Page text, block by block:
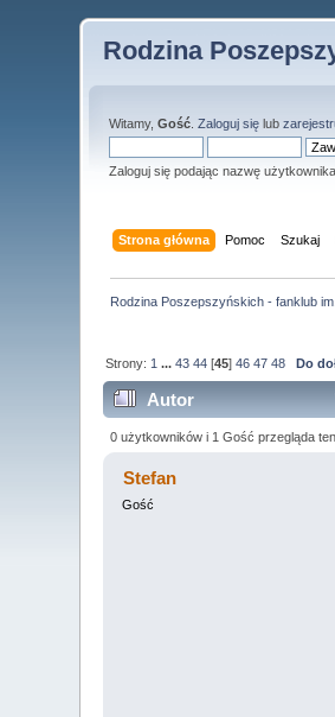
Rodzina
Witamy,Gość .Zaloguj się lub
Zaloguj się podając nazwę
Strona główna Pomoc Szukaj
Rodzina Poszepszyńskich - fanklub
Strony: 1 ...43 44 [45]46 47 48 Do
Autor
0 użytkowników i 1 Gość przegląda ten
Stefan
Gość